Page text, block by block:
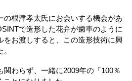
の根津孝太氏にお会いする機会があ
で造形した花弁が歯車のように
をお渡しすると、この造形技術に興
わらず、一緒に2009年の「100％